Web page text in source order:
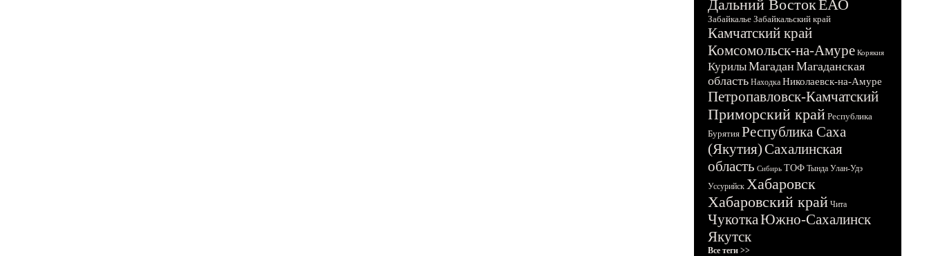
Дальний ВостокЕАО
Забайкалье Забайкальский край
Камчатский край
Комсомольск-на-Амуре Корякия
КурилыМагадан Магаданская
область Находка Николаевск-на-Амуре
Петропавловск-Камчатский
Приморский край Республика
Бурятия Республика Саха
(Якутия)Сахалинская
область Сибирь ТОФ Тында Улан-Удэ
Уссурийск Хабаровск
Хабаровский край Чита
ЧукоткаЮжно-Сахалинск
Якутск
Все теги >>